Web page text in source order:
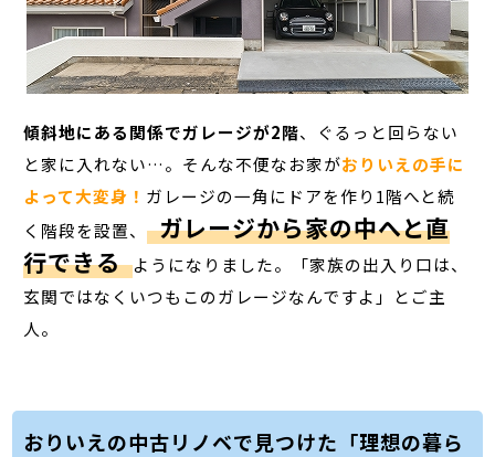
傾斜地にある関係でガレージが2階、ぐるっと回らない
と家に入れない…。そんな不便なお家がおりいえの手に
よって大変身！ ガレージの一角にドアを作り1階へと続
く階段を設置、 ガレージから家の中へと直
行できる ようになりました。「家族の出入り口は、
玄関ではなくいつもこのガレージなんですよ」とご主
人。
おりいえの中古リノベで見つけた「理想の暮ら